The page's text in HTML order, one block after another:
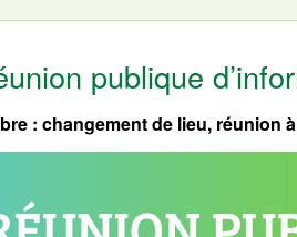
publique
: changement de lieu, réunion